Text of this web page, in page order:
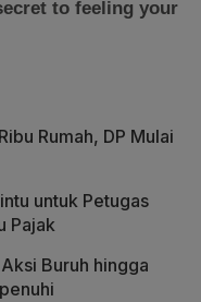
Rumah, DP Mulai
untuk Petugas
Pajak
Buruh hingga